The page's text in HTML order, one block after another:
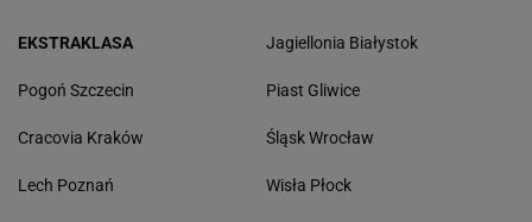
EKSTRAKLASA
Pogoń Szczecin
Cracovia Kraków
Lech Poznań
Jagiellonia Białystok
Piast Gliwice
Śląsk Wrocław
Wisła Płock